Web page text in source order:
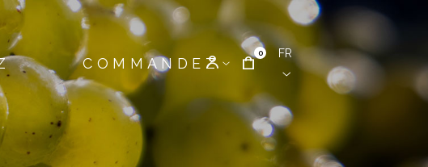
COMMANDEZ
0 FR